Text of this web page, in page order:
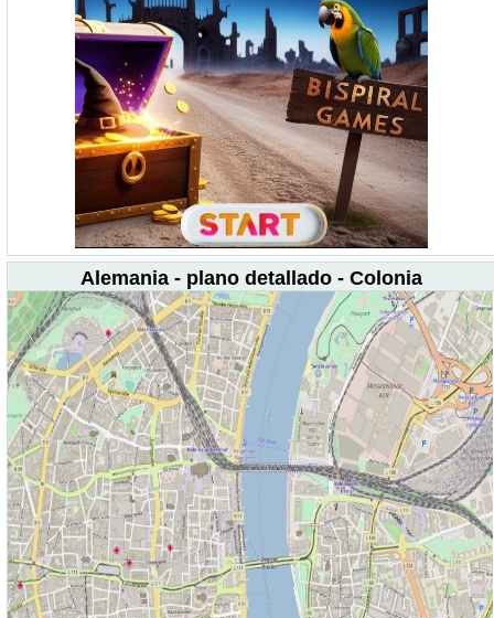
Alemania - plano detallado - Colonia